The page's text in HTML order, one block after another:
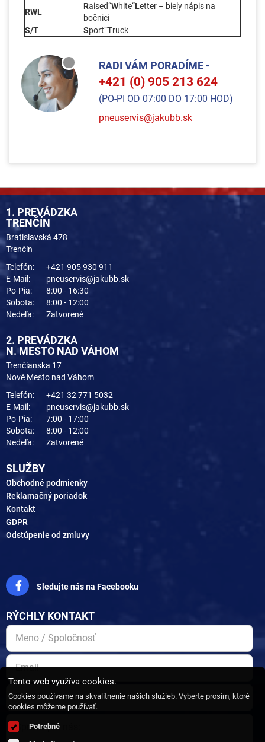
RWL
Raised“White“Letter – biely nápis na
bočnici
S/T
Sport“Truck
RADI VÁM PORADÍME -
+421 (0) 905 213 624
(PO-PI OD 07:00 DO 17:00 HOD)
pneuservis@jakubb.sk
1. PREVÁDZKA
TRENČÍN
Bratislavská 478
Trenčín
Telefón:
+421 905 930 911
E-Mail:
pneuservis@jakubb.sk
Po-Pia:
8:00 - 16:30
Sobota:
8:00 - 12:00
Nedeľa:
Zatvorené
2. PREVÁDZKA
N. MESTO NAD VÁHOM
Trenčianska 17
Nové Mesto nad Váhom
Telefón:
+421 32 771 5032
E-Mail:
pneuservis@jakubb.sk
Po-Pia:
7:00 - 17:00
Sobota:
8:00 - 12:00
Nedeľa:
Zatvorené
SLUŽBY
Obchodné podmienky
Reklamačný poriadok
Kontakt
GDPR
Odstúpenie od zmluvy
Sledujte nás na Facebooku
RÝCHLY KONTAKT
Tento web využíva cookies.
Cookies používame na skvalitnenie našich služieb. Vyberte prosím, ktoré
cookies môžeme používať.
Potrebné